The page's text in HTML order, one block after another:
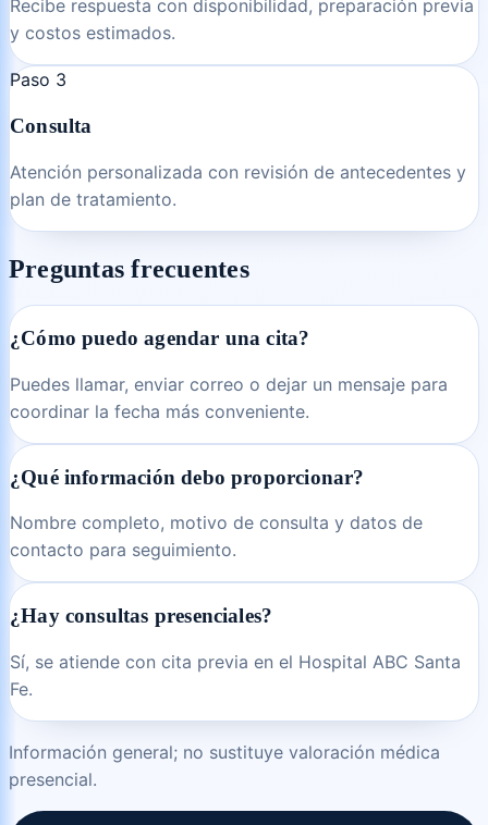
Recibe respuesta con disponibilidad, preparación previa
y costos estimados.
Paso 3
Consulta
Atención personalizada con revisión de antecedentes y
plan de tratamiento.
Preguntas frecuentes
¿Cómo puedo agendar una cita?
Puedes llamar, enviar correo o dejar un mensaje para
coordinar la fecha más conveniente.
¿Qué información debo proporcionar?
Nombre completo, motivo de consulta y datos de
contacto para seguimiento.
¿Hay consultas presenciales?
Sí, se atiende con cita previa en el Hospital ABC Santa
Fe.
Información general; no sustituye valoración médica
presencial.